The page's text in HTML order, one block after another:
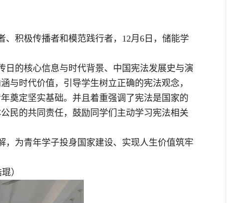
积极传播者和模范践行者，12月6日，储能学
日的核心信息与时代背景、中国宪法发展史与演
与时代价值，引导学生树立正确的宪法观念，
奠定坚实基础。并且着重强调了宪法是国家的
民的共同责任，鼓励同学们主动学习宪法相关
为青年学子投身国家建设、实现人生价值筑牢
）